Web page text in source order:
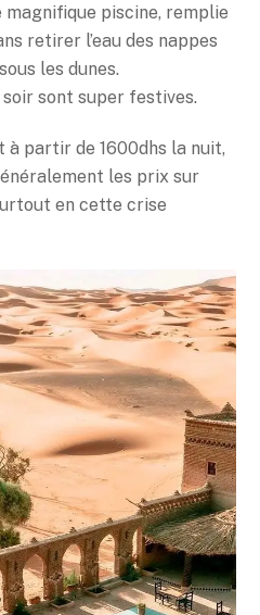
magnifique piscine, remplie
retirer l’eau des nappes
les dunes.
sont super festives.
à partir de 1600dhs la nuit,
les prix sur
en cette crise